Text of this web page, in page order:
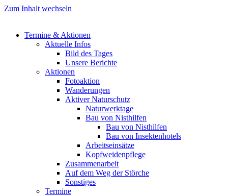
Zum Inhalt wechseln
Termine & Aktionen
Aktuelle Infos
Bild des Tages
Unsere Berichte
Aktionen
Fotoaktion
Wanderungen
Aktiver Naturschutz
Naturwerktage
Bau von Nisthilfen
Bau von Nisthilfen
Bau von Insektenhotels
Arbeitseinsätze
Kopfweidenpflege
Zusammenarbeit
Auf dem Weg der Störche
Sonstiges
Termine